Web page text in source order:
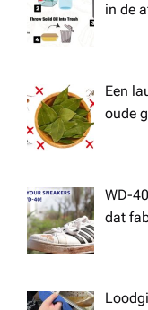
in de
Een
oude
WD-
dat